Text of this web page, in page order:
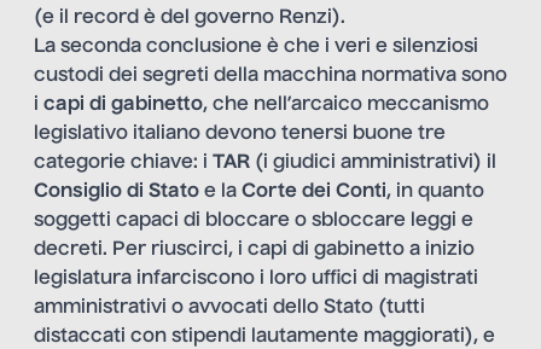
(e il record è del governo Renzi).
La seconda conclusione è che i veri e silenziosi
custodi dei segreti della macchina normativa sono
i capi di gabinetto, che nell’arcaico meccanismo
legislativo italiano devono tenersi buone tre
categorie chiave: i TAR (i giudici amministrativi) il
Consiglio di Stato e la Corte dei Conti, in quanto
soggetti capaci di bloccare o sbloccare leggi e
decreti. Per riuscirci, i capi di gabinetto a inizio
legislatura infarciscono i loro uffici di magistrati
amministrativi o avvocati dello Stato (tutti
distaccati con stipendi lautamente maggiorati), e